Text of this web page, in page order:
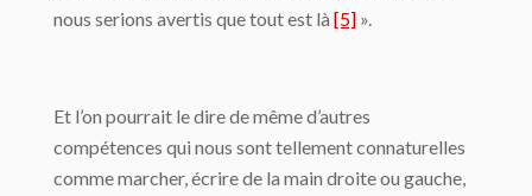
nous serions avertis que tout est là [5] ».
Et l’on pourrait le dire de même d’autres
compétences qui nous sont tellement connaturelles
comme marcher, écrire de la main droite ou gauche,